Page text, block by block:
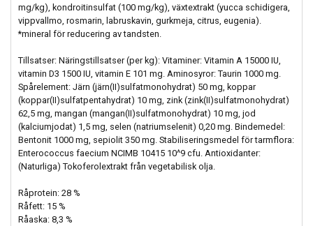
mg/kg), kondroitinsulfat (100 mg/kg), växtextrakt (yucca schidigera,
vippvallmo, rosmarin, labruskavin, gurkmeja, citrus, eugenia).
*mineral för reducering av tandsten.
Tillsatser: Näringstillsatser (per kg): Vitaminer: Vitamin A 15000 IU,
vitamin D3 1500 IU, vitamin E 101 mg. Aminosyror: Taurin 1000 mg.
Spårelement: Järn (järn(II)sulfatmonohydrat) 50 mg, koppar
(koppar(II)sulfatpentahydrat) 10 mg, zink (zink(II)sulfatmonohydrat)
62,5 mg, mangan (mangan(II)sulfatmonohydrat) 10 mg, jod
(kalciumjodat) 1,5 mg, selen (natriumselenit) 0,20 mg. Bindemedel:
Bentonit 1000 mg, sepiolit 350 mg. Stabiliseringsmedel för tarmflora:
Enterococcus faecium NCIMB 10415 10^9 cfu. Antioxidanter:
(Naturliga) Tokoferolextrakt från vegetabilisk olja.
Råprotein: 28 %
Råfett: 15 %
Råaska: 8,3 %